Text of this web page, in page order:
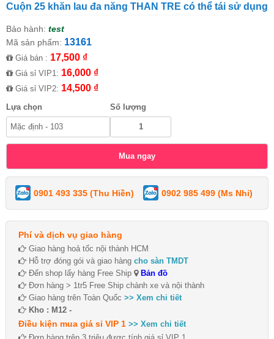
Cuộn 25 khăn lau đa năng THAN TRE có thể tái sử dụng
Bảo hành: test
Mã sản phẩm: 13161
Giá bán : 17,500 ₫
Giá sỉ VIP1: 16,000 ₫
Giá sỉ VIP2: 14,500 ₫
Lựa chọn Số lượng
0901 493 335 (Thu Hiền) 0902 985 499 (Ms Nhi)
Phí và dịch vụ giao hàng
Giao hàng hoả tốc nội thành HCM
Hỗ trợ đóng gói và giao hàng cho sàn TMDT
Đến shop lấy hàng Free Ship
Bản đồ
Đơn hàng > 1tr5 Free Ship chành xe và nội thành
Giao hàng trên Toàn Quốc >> Xem chi tiết
Kho : M12 -
Điều kiện mua giá sỉ VIP 1 >> Xem chi tiết